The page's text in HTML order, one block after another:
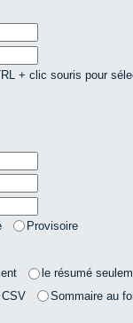
+ clic souris pour
Provisoire
le résumé
Sommaire au